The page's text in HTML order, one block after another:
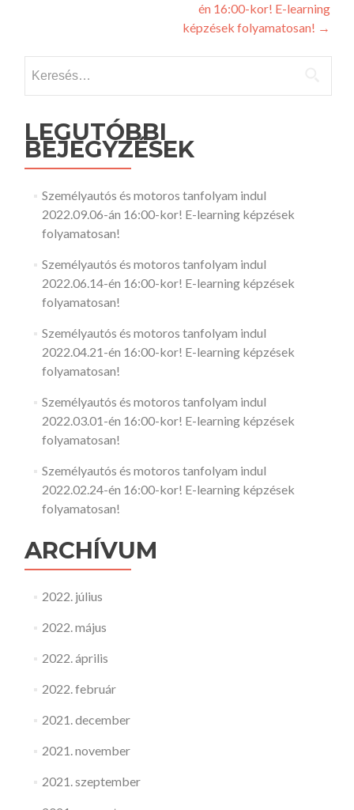
én 16:00-kor! E-learning
képzések folyamatosan! →
LEGUTÓBBI
BEJEGYZÉSEK
Személyautós és motoros tanfolyam indul
2022.09.06-án 16:00-kor! E-learning képzések
folyamatosan!
Személyautós és motoros tanfolyam indul
2022.06.14-én 16:00-kor! E-learning képzések
folyamatosan!
Személyautós és motoros tanfolyam indul
2022.04.21-én 16:00-kor! E-learning képzések
folyamatosan!
Személyautós és motoros tanfolyam indul
2022.03.01-én 16:00-kor! E-learning képzések
folyamatosan!
Személyautós és motoros tanfolyam indul
2022.02.24-én 16:00-kor! E-learning képzések
folyamatosan!
ARCHÍVUM
2022. július
2022. május
2022. április
2022. február
2021. december
2021. november
2021. szeptember